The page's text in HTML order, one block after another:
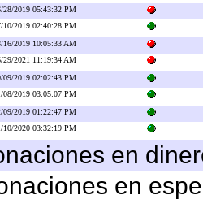
28/2019 05:43:32 PM
10/2019 02:40:28 PM
16/2019 10:05:33 AM
29/2021 11:19:34 AM
09/2019 02:02:43 PM
08/2019 03:05:07 PM
09/2019 01:22:47 PM
10/2020 03:32:19 PM
en
en